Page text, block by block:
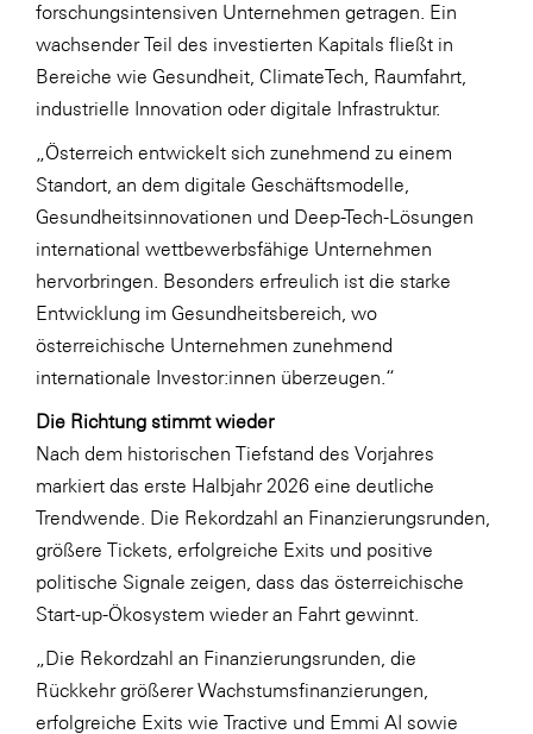
forschungsintensiven Unternehmen getragen. Ein
wachsender Teil des investierten Kapitals fließt in
Bereiche wie Gesundheit, ClimateTech, Raumfahrt,
industrielle Innovation oder digitale Infrastruktur.
„Österreich entwickelt sich zunehmend zu einem
Standort, an dem digitale Geschäftsmodelle,
Gesundheitsinnovationen und Deep-Tech-Lösungen
international wettbewerbsfähige Unternehmen
hervorbringen. Besonders erfreulich ist die starke
Entwicklung im Gesundheitsbereich, wo
österreichische Unternehmen zunehmend
internationale Investor:innen überzeugen.“
Die Richtung stimmt wieder
Nach dem historischen Tiefstand des Vorjahres
markiert das erste Halbjahr 2026 eine deutliche
Trendwende. Die Rekordzahl an Finanzierungsrunden,
größere Tickets, erfolgreiche Exits und positive
politische Signale zeigen, dass das österreichische
Start-up-Ökosystem wieder an Fahrt gewinnt.
„Die Rekordzahl an Finanzierungsrunden, die
Rückkehr größerer Wachstumsfinanzierungen,
erfolgreiche Exits wie Tractive und Emmi AI sowie